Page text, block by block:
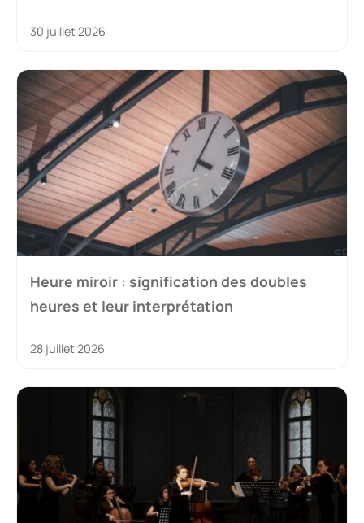
30 juillet 2026
Heure miroir : signification des doubles
heures et leur interprétation
28 juillet 2026